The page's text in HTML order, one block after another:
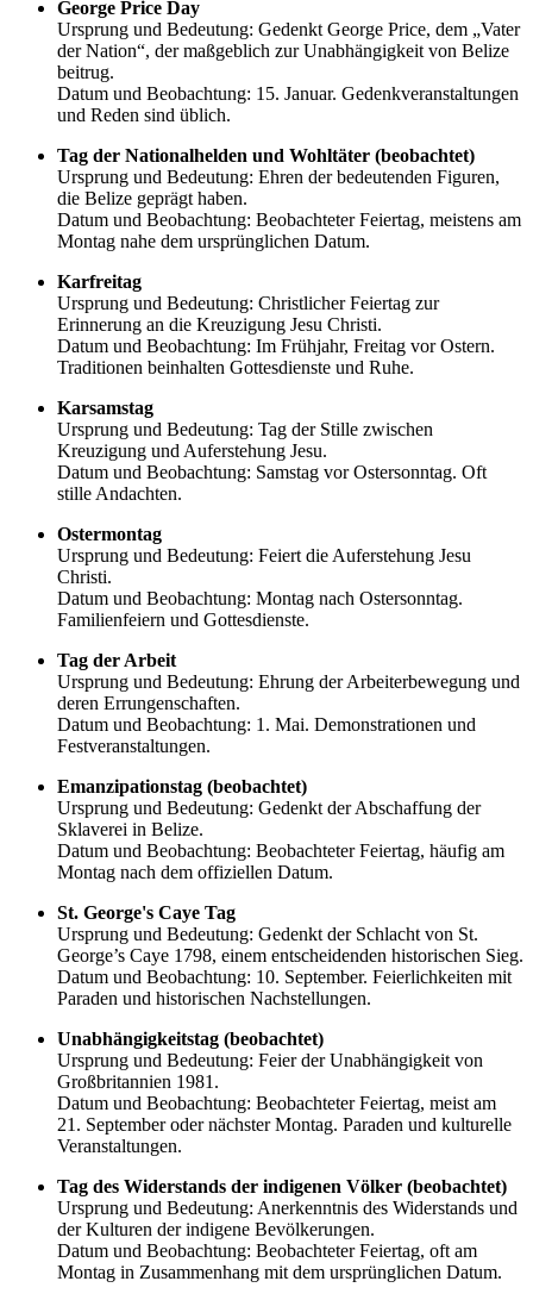
George Price Day
Ursprung und Bedeutung: Gedenkt George Price, dem „Vater
der Nation“, der maßgeblich zur Unabhängigkeit von Belize
beitrug.
Datum und Beobachtung: 15. Januar. Gedenkveranstaltungen
und Reden sind üblich.
Tag der Nationalhelden und Wohltäter (beobachtet)
Ursprung und Bedeutung: Ehren der bedeutenden Figuren,
die Belize geprägt haben.
Datum und Beobachtung: Beobachteter Feiertag, meistens am
Montag nahe dem ursprünglichen Datum.
Karfreitag
Ursprung und Bedeutung: Christlicher Feiertag zur
Erinnerung an die Kreuzigung Jesu Christi.
Datum und Beobachtung: Im Frühjahr, Freitag vor Ostern.
Traditionen beinhalten Gottesdienste und Ruhe.
Karsamstag
Ursprung und Bedeutung: Tag der Stille zwischen
Kreuzigung und Auferstehung Jesu.
Datum und Beobachtung: Samstag vor Ostersonntag. Oft
stille Andachten.
Ostermontag
Ursprung und Bedeutung: Feiert die Auferstehung Jesu
Christi.
Datum und Beobachtung: Montag nach Ostersonntag.
Familienfeiern und Gottesdienste.
Tag der Arbeit
Ursprung und Bedeutung: Ehrung der Arbeiterbewegung und
deren Errungenschaften.
Datum und Beobachtung: 1. Mai. Demonstrationen und
Festveranstaltungen.
Emanzipationstag (beobachtet)
Ursprung und Bedeutung: Gedenkt der Abschaffung der
Sklaverei in Belize.
Datum und Beobachtung: Beobachteter Feiertag, häufig am
Montag nach dem offiziellen Datum.
St. George's Caye Tag
Ursprung und Bedeutung: Gedenkt der Schlacht von St.
George’s Caye 1798, einem entscheidenden historischen Sieg.
Datum und Beobachtung: 10. September. Feierlichkeiten mit
Paraden und historischen Nachstellungen.
Unabhängigkeitstag (beobachtet)
Ursprung und Bedeutung: Feier der Unabhängigkeit von
Großbritannien 1981.
Datum und Beobachtung: Beobachteter Feiertag, meist am
21. September oder nächster Montag. Paraden und kulturelle
Veranstaltungen.
Tag des Widerstands der indigenen Völker (beobachtet)
Ursprung und Bedeutung: Anerkenntnis des Widerstands und
der Kulturen der indigene Bevölkerungen.
Datum und Beobachtung: Beobachteter Feiertag, oft am
Montag in Zusammenhang mit dem ursprünglichen Datum.